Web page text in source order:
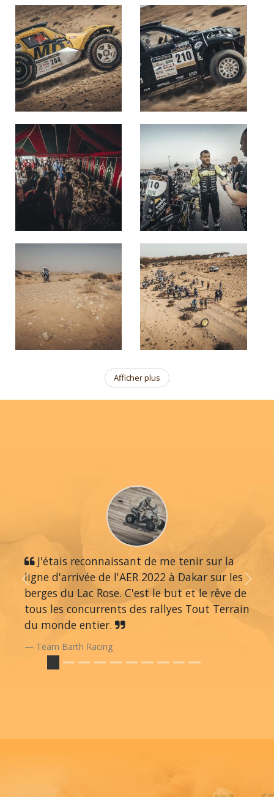
Afficher plus
J'étais reconnaissant de me tenir sur la
ligne d'arrivée de l'AER 2022 à Dakar sur les
berges du Lac Rose. C'est le but et le rêve de
tous les concurrents des rallyes Tout Terrain
du monde entier.
Team Barth Racing
Previous Next